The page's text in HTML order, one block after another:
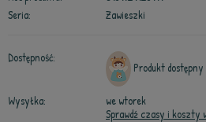
Seria:
Zawieszki
Dostępność:
Produkt dostępny
Wysyłka:
we wtorek
Sprawdź czasy i koszty